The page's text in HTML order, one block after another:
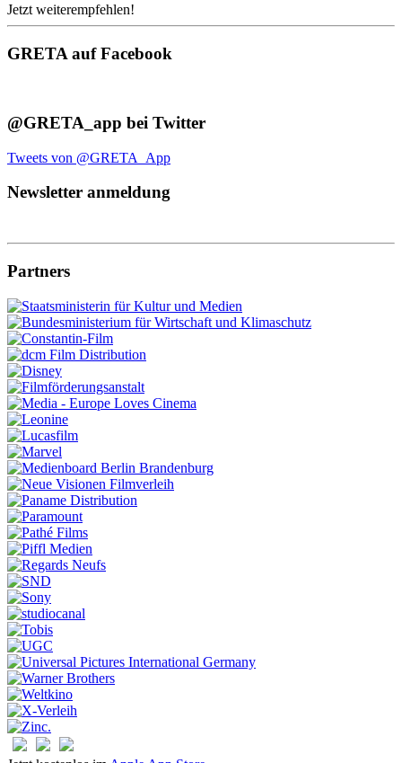
Jetzt weiterempfehlen!
GRETA auf Facebook
@GRETA_app bei Twitter
Tweets von @GRETA_App
Newsletter anmeldung
Partners